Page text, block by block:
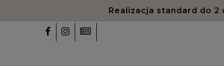
Realizacja standard do 2